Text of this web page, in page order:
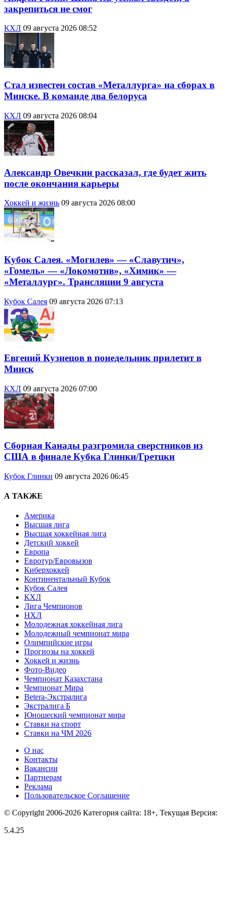
закрепиться не смог
КХЛ 09 августа 2026 08:52
Стал известен состав «Металлурга» на сборах в
Минске. В команде два белоруса
КХЛ 09 августа 2026 08:04
Александр Овечкин рассказал, где будет жить
после окончания карьеры
Хоккей и жизнь 09 августа 2026 08:00
Кубок Салея. «Могилев» — «Славутич»,
«Гомель» — «Локомотив», «Химик» —
«Металлург». Трансляции 9 августа
Кубок Салея 09 августа 2026 07:13
Евгений Кузнецов в понедельник прилетит в
Минск
КХЛ 09 августа 2026 07:00
Сборная Канады разгромила сверстников из
США в финале Кубка Глинки/Гретцки
Кубок Глинки 09 августа 2026 06:45
А ТАКЖЕ
Америка
Высшая лига
Высшая хоккейная лига
Детский хоккей
Европа
Евротур/Евровызов
Киберхоккей
Континентальный Кубок
Кубок Салея
КХЛ
Лига Чемпионов
НХЛ
Молодежная хоккейная лига
Молодежный чемпионат мира
Олимпийские игры
Прогнозы на хоккей
Хоккей и жизнь
Фото-Видео
Чемпионат Казахстана
Чемпионат Мира
Betera-Экстралига
Экстралига Б
Юношеский чемпионат мира
Ставки на спорт
Ставки на ЧМ 2026
О нас
Контакты
Вакансии
Партнерам
Реклама
Пользовательское Соглашение
© Copyright 2006-2026 Категория сайта: 18+, Текущая Версия:
5.4.25